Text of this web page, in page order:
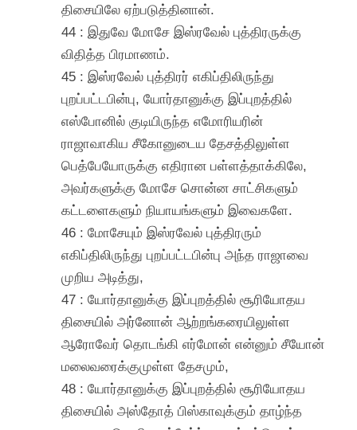
திசையிலே ஏற்படுத்தினான்.
44 : இதுவே மோசே இஸ்ரவேல் புத்திரருக்கு
விதித்த பிரமாணம்.
45 : இஸ்ரவேல் புத்திரர் எகிப்திலிருந்து
புறப்பட்டபின்பு, யோர்தானுக்கு இப்புறத்தில்
எஸ்போனில் குடியிருந்த எமோரியரின்
ராஜாவாகிய சீகோனுடைய தேசத்திலுள்ள
பெத்பேயோருக்கு எதிரான பள்ளத்தாக்கிலே,
அவர்களுக்கு மோசே சொன்ன சாட்சிகளும்
கட்டளைகளும் நியாயங்களும் இவைகளே.
46 : மோசேயும் இஸ்ரவேல் புத்திரரும்
எகிப்திலிருந்து புறப்பட்டபின்பு அந்த ராஜாவை
முறிய அடித்து,
47 : யோர்தானுக்கு இப்புறத்தில் சூரியோதய
திசையில் அர்னோன் ஆற்றங்கரையிலுள்ள
ஆரோவேர் தொடங்கி எர்மோன் என்னும் சீயோன்
மலைவரைக்குமுள்ள தேசமும்,
48 : யோர்தானுக்கு இப்புறத்தில் சூரியோதய
திசையில் அஸ்தோத் பிஸ்காவுக்கும் தாழ்ந்த